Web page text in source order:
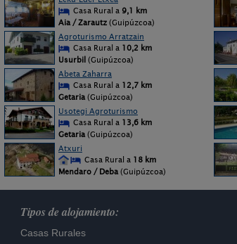
Casa Rural a 9,1 km
Aia / Zarautz (Guipúzcoa)
Agroturismo Arratzain
Casa Rural a 10,2 km
Usurbil (Guipúzcoa)
Abeta Zaharra
Casa Rural a 12,7 km
Getaria (Guipúzcoa)
Usotegi Agroturismo
Casa Rural a 13,6 km
Getaria (Guipúzcoa)
Atxuri
Casa Rural a 18 km
Mendaro / Deba (Guipúzcoa)
Tipos de alojamiento:
Casas Rurales